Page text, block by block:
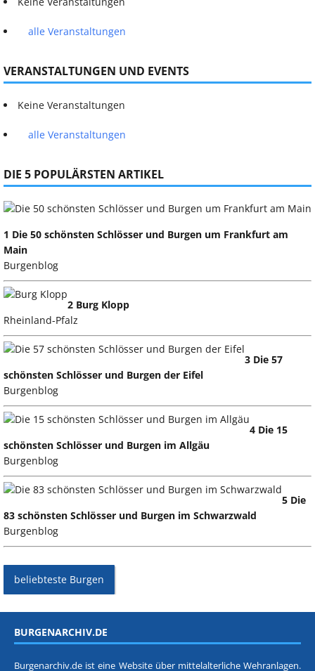
alle Veranstaltungen
VERANSTALTUNGEN UND EVENTS
Keine Veranstaltungen
alle Veranstaltungen
DIE 5 POPULÄRSTEN ARTIKEL
1 Die 50 schönsten Schlösser und Burgen um Frankfurt am
Main
Burgenblog
2 Burg Klopp
Rheinland-Pfalz
3 Die 57
schönsten Schlösser und Burgen der Eifel
Burgenblog
4 Die 15
schönsten Schlösser und Burgen im Allgäu
Burgenblog
5 Die
83 schönsten Schlösser und Burgen im Schwarzwald
Burgenblog
beliebteste Burgen
BURGENARCHIV.DE
Burgenarchiv.de ist eine Website über mittelalterliche Wehranlagen.